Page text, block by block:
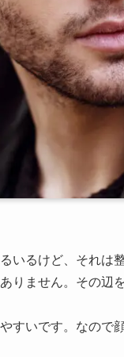
いるけど、それは
りません。その辺
すいです。なので